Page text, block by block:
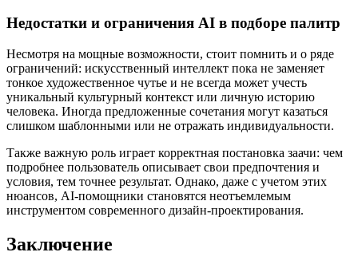
Недостатки и ограничения AI в подборе палитр
Несмотря на мощные возможности, стоит помнить и о ряде
ограничений: искусственный интеллект пока не заменяет
тонкое художественное чутье и не всегда может учесть
уникальный культурный контекст или личную историю
человека. Иногда предложенные сочетания могут казаться
слишком шаблонными или не отражать индивидуальности.
Также важную роль играет корректная постановка заачи: чем
подробнее пользователь описывает свои предпочтения и
условия, тем точнее результат. Однако, даже с учетом этих
нюансов, AI-помощники становятся неотъемлемым
инструментом современного дизайн-проектирования.
Заключение